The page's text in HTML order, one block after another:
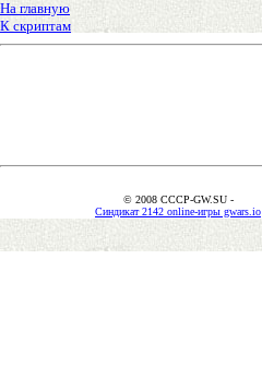
На главную
К скриптам
© 2008 CCCP-GW.SU -
Синдикат 2142 online-игры gwars.io